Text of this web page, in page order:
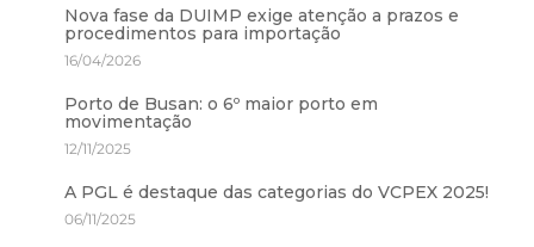
Nova fase da DUIMP exige atenção a prazos e
procedimentos para importação
16/04/2026
Porto de Busan: o 6º maior porto em
movimentação
12/11/2025
A PGL é destaque das categorias do VCPEX 2025!
06/11/2025